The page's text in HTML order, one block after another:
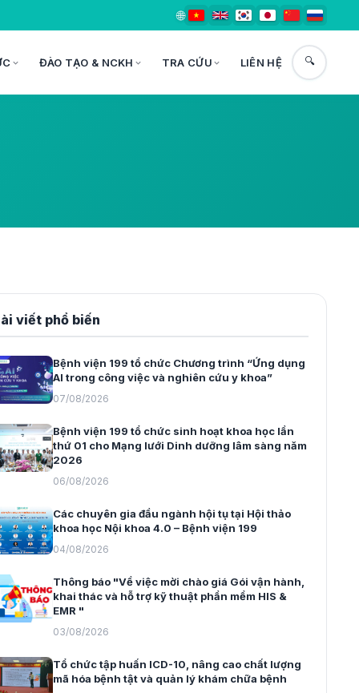
🌐
ĐÀO TẠO & NCKH TRA CỨU LIÊN HỆ 🔍
viết phổ biến
Bệnh viện 199 tổ chức Chương trình “Ứng dụng
AI trong công việc và nghiên cứu y khoa”
07/08/2026
Bệnh viện 199 tổ chức sinh hoạt khoa học lần
thứ 01 cho Mạng lưới Dinh dưỡng lâm sàng năm
2026
06/08/2026
Các chuyên gia đầu ngành hội tụ tại Hội thảo
khoa học Nội khoa 4.0 – Bệnh viện 199
04/08/2026
Thông báo "Về việc mời chào giá Gói vận hành,
khai thác và hỗ trợ kỹ thuật phần mềm HIS &
EMR "
03/08/2026
Tổ chức tập huấn ICD-10, nâng cao chất lượng
mã hóa bệnh tật và quản lý khám chữa bệnh